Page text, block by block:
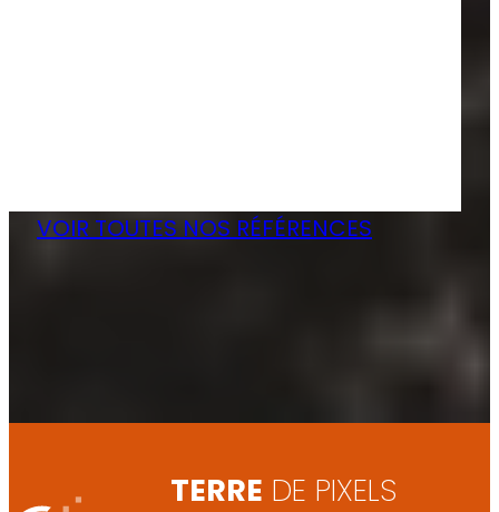
VOIR TOUTES NOS RÉFÉRENCES
TERRE DE PIXELS